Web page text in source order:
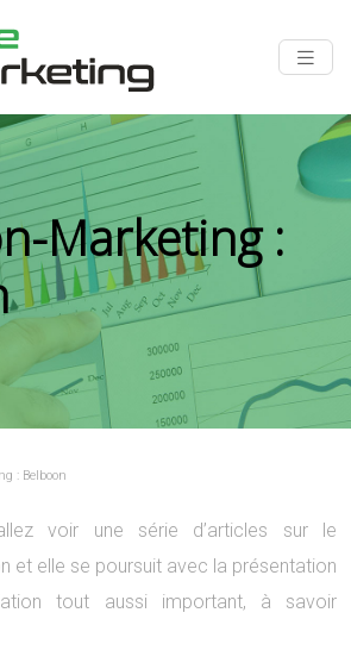
Marketing :
: Belboon
voir une série d’articles sur le
et elle se poursuit avec la présentation
tout aussi important, à savoir